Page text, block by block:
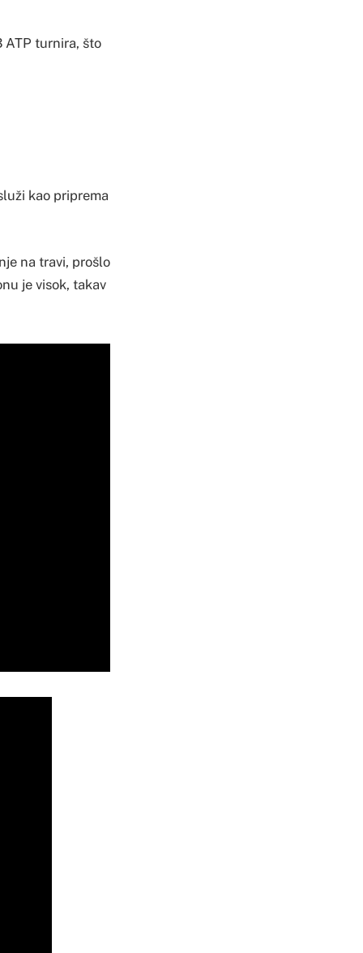
ATP turnira, što
kao priprema
na travi, prošlo
je visok, takav